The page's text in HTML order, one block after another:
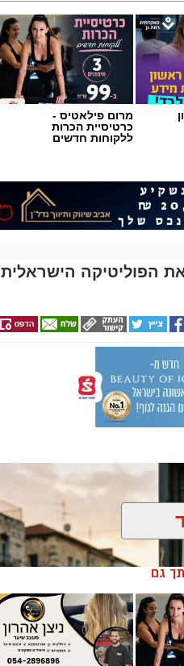
מרום פילאטיס -
כרטיסיית הכרות
ללקוחות חדשים
שהפכו את הפוליטיקה הישראלית
גם